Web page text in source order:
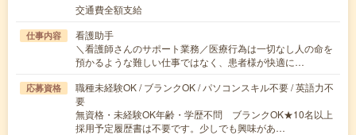
交通費全額支給
仕事内容
看護助手
＼看護師さんのサポート業務／医療行為は一切なし人の命を
預かるような難しい仕事ではなく、患者様が快適に…
応募資格
職種未経験OK / ブランクOK / パソコンスキル不要 / 英語力不
要
無資格・未経験OK年齢・学歴不問 ブランクOK★10名以上
採用予定履歴書は不要です。少しでも興味があ…